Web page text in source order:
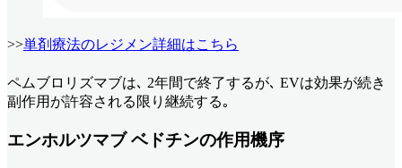
>>単剤療法のレジメン詳細はこちら
ペムブロリズマブは､ 2年間で終了するが､ EVは効果が続き
副作用が許容される限り継続する｡
エンホルツマブ ベドチンの作用機序